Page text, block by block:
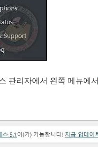
관리자에서 왼쪽 메뉴에서